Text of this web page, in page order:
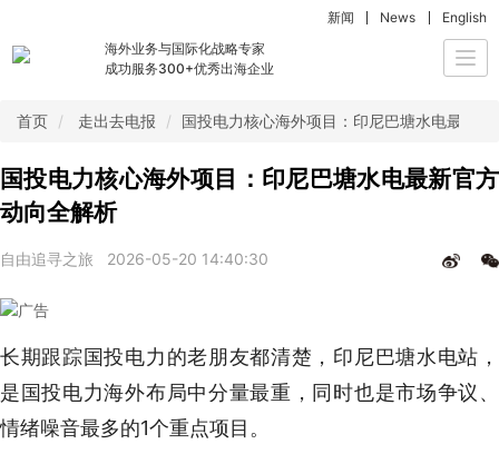
海外业务与国际化战略专家
成功服务300+优秀出海企业
新闻 News English
首页 走出去电报 国投电力核心海外项目：印尼巴塘水电最新官
国投电力核心海外项目：印尼巴塘水电最新官方
动向全解析
自由追寻之旅 2026-05-20 14:40:30
长期跟踪国投电力的老朋友都清楚，印尼巴塘水电站，
是国投电力海外布局中分量最重，同时也是市场争议、
情绪噪音最多的1个重点项目。